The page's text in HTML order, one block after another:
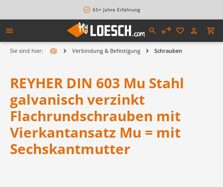
65+ Jahre Erfahrung
Sie sind hier: Verbindung & Befestigung Schrauben
REYHER DIN 603 Mu Stahl
galvanisch verzinkt
Flachrundschrauben mit
Vierkantansatz Mu = mit
Sechskantmutter